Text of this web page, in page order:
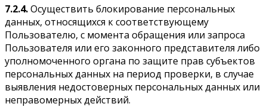
7.2.4.Осуществить блокирование персональных
данных, относящихся к соответствующему
Пользователю, с момента обращения или запроса
Пользователя или его законного представителя либо
уполномоченного органа по защите прав субъектов
персональных данных на период проверки, в случае
выявления недостоверных персональных данных или
неправомерных действий.